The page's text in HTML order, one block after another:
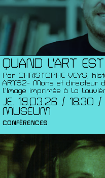
QUAND L'ART
Par CHRISTOPHE VEYS,
ARTS2- Mons et directeur
l’Image imprimée à La
JE. 19.03.26 / 18:30
MUSÉUM
CONFÉRENCES